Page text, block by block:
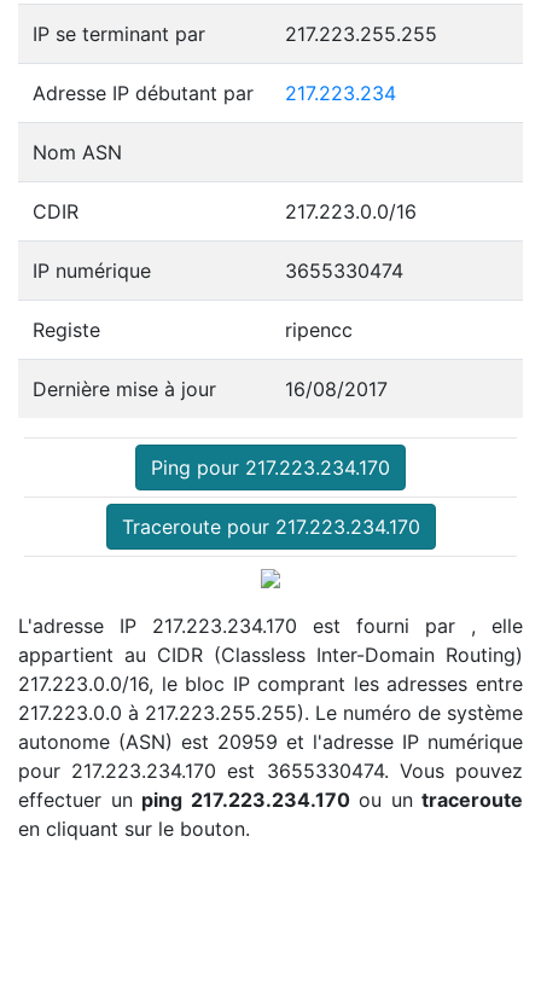
IP se terminant par 217.223.255.255
Adresse IP débutant par 217.223.234
Nom ASN
CDIR 217.223.0.0/16
IP numérique 3655330474
Registe ripencc
Dernière mise à jour 16/08/2017
Ping pour 217.223.234.170
Traceroute pour 217.223.234.170
L'adresse IP 217.223.234.170 est fourni par , elle
appartient au CIDR (Classless Inter-Domain Routing)
217.223.0.0/16, le bloc IP comprant les adresses entre
217.223.0.0 à 217.223.255.255). Le numéro de système
autonome (ASN) est 20959 et l'adresse IP numérique
pour 217.223.234.170 est 3655330474. Vous pouvez
effectuer un ping 217.223.234.170ou un traceroute
en cliquant sur le bouton.